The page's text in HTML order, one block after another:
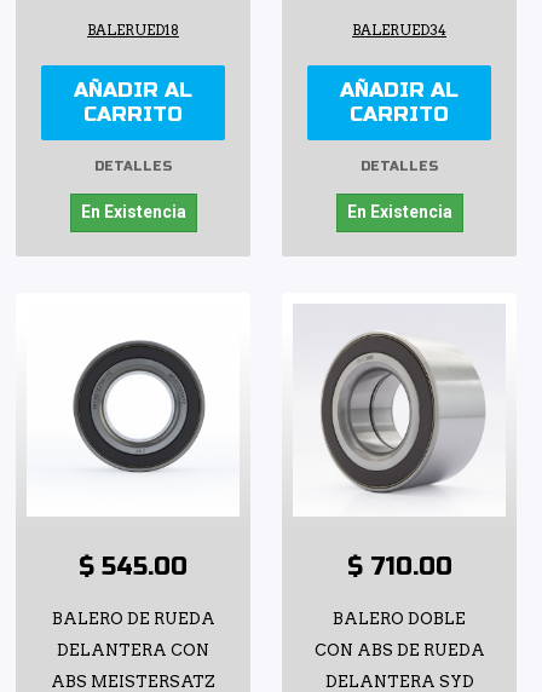
BALERUED18
AÑADIR AL
CARRITO
DETALLES
En Existencia
BALERUED34
AÑADIR AL
CARRITO
DETALLES
En Existencia
$ 545.00
BALERO DE RUEDA
DELANTERA CON
ABS MEISTERSATZ
$ 710.00
BALERO DOBLE
CON ABS DE RUEDA
DELANTERA SYD